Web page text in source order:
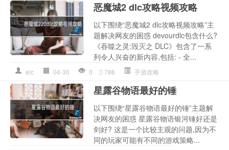
恶魔城2 dlc攻略视频攻略
以下围绕“恶魔城2 dlc攻略视频攻略”主
题解决网友的困惑 devourdlc包含什么?
《吞噬之灵:毁灭之 DLC》包含了一系
列令人兴奋的新内容,包括: - 全...
elc 04-30 0 786 手游攻略
星露谷物语最好的锤
以下围绕“星露谷物语最好的锤”主题解
决网友的困惑 星露谷物语银河锤好还是
剑好? 这是一个比较主观的问题,因为不
同的玩家可能有不同的游戏策略...